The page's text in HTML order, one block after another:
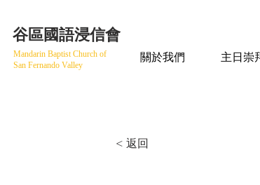
​谷區國語浸信會
Mandarin Baptist Church of
San Fernando Valley
關於我們 主日崇
< 返回